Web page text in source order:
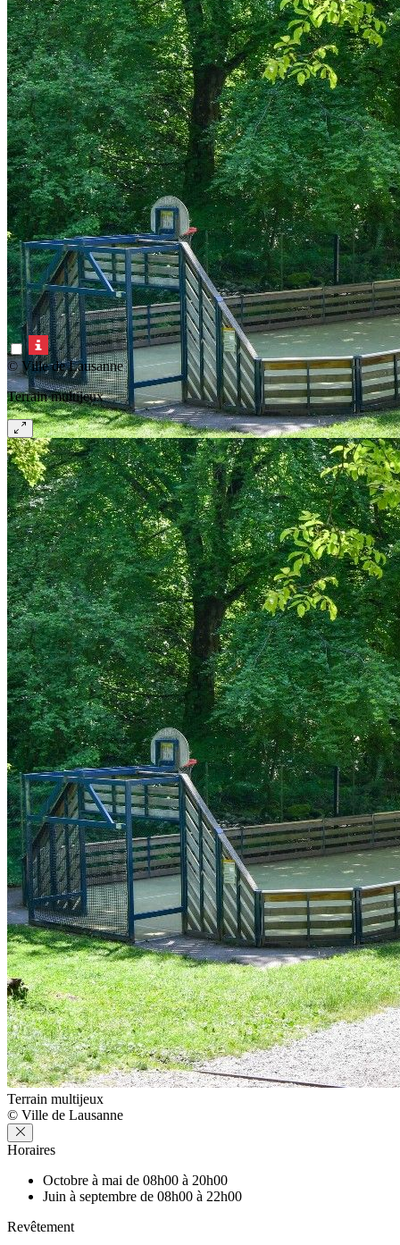
© Ville de Lausanne
Terrain multijeux
Terrain multijeux
© Ville de Lausanne
Horaires
Octobre à mai de 08h00 à 20h00
Juin à septembre de 08h00 à 22h00
Revêtement